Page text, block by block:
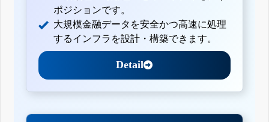
ポジションです。
大規模金融データを安全かつ高速に処理
するインフラを設計・構築できます。
Detail